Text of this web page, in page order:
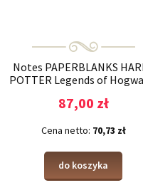
Notes PAPERBLANKS
POTTER Legends of
87,00 zł
Cena netto: 70,73 zł
do koszyka